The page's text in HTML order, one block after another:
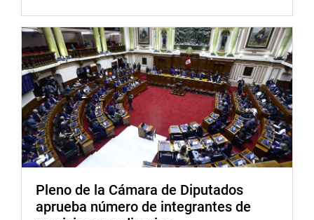
https://www.facebook.com/congresodelarepublicadelperu?
fref=ts<https://www.facebook.com/
fref=ts>
Twitter:https://twitter.com/congresoperu
https://twitter.com/congresoperu>
Youtube:
http://www.youtube.com/congresoperu<http://
Soundcloud:
https://soundcloud.com/radiocongreso<https://
Pleno de la Cámara de Diputados
aprueba número de integrantes de